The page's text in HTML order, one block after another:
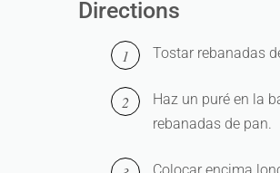
Directions
Tostar rebanadas
Haz un puré en la
rebanadas de pan.